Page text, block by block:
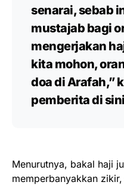
senarai, sebab
mustajab bagi
mengerjakan
kita mohon,
doa di Arafah,”
pemberita di
Menurutnya, bakal haji
memperbanyakkan